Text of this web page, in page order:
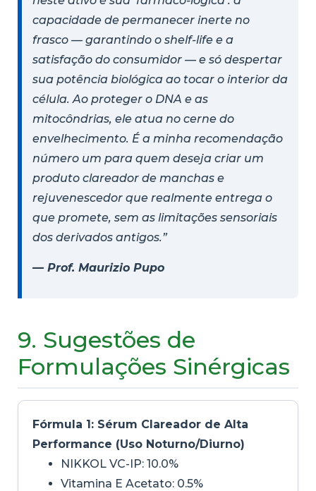
capacidade de permanecer inerte no
frasco — garantindo o shelf-life e a
satisfação do consumidor — e só despertar
sua potência biológica ao tocar o interior da
célula. Ao proteger o DNA e as
mitocôndrias, ele atua no cerne do
envelhecimento. É a minha recomendação
número um para quem deseja criar um
produto clareador de manchas e
rejuvenescedor que realmente entrega o
que promete, sem as limitações sensoriais
dos derivados antigos.”
— Prof. Maurizio Pupo
9. Sugestões de
Formulações Sinérgicas
Fórmula 1: Sérum Clareador de Alta
Performance (Uso Noturno/Diurno)
NIKKOL VC-IP: 10.0%
Vitamina E Acetato: 0.5%